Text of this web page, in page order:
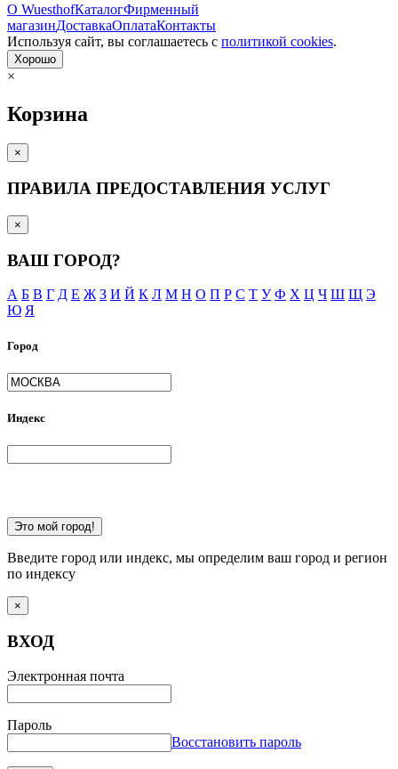
О WuesthofКаталогФирменный
магазинДоставкаОплатаКонтакты
Используя сайт, вы согла­шаетесь с политикой cookies.
Хорошо
×
Корзина
×
ПРАВИЛА ПРЕДОСТАВЛЕНИЯ УСЛУГ
×
ВАШ ГОРОД?
А Б В Г Д Е Ж З И Й К Л М Н О П Р С Т У Ф Х Ц Ч Ш Щ Э
Ю Я
Город
Индекс
Это мой город!
Введите город или индекс, мы определим ваш город и регион
по индексу
×
ВХОД
Электронная почта
Пароль
Восстановить пароль